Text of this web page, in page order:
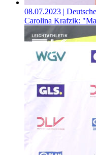
08.07.2023 |
Carolina Krafzik: